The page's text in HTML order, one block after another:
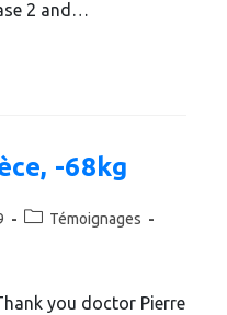
2 and…
-68kg
Témoignages
you doctor Pierre